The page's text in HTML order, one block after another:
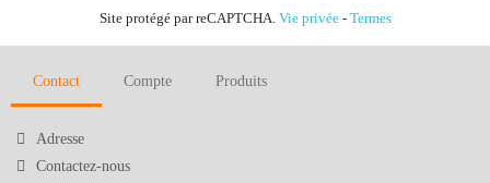
Site protégé par reCAPTCHA. Vie privée- Termes
Contact Compte Produits
Adresse
Contactez-nous